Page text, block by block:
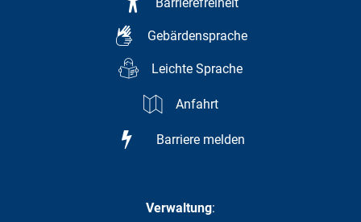
Gebärdensprache
Leichte Sprache
Anfahrt
Barriere melden
Verwaltung: